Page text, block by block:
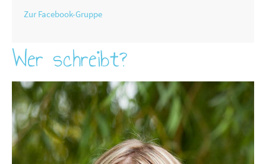
Zur Facebook-Gruppe
Wer schreibt?